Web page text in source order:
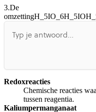
3.De
omzetting
Redoxreacties
Chemische reacties
tussen reagentia.
Kaliumpermanganaat